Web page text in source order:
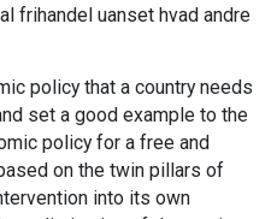
frihandel uanset hvad andre
policy that a country needs
set a good example to the
policy for a free and
on the twin pillars of
into its own